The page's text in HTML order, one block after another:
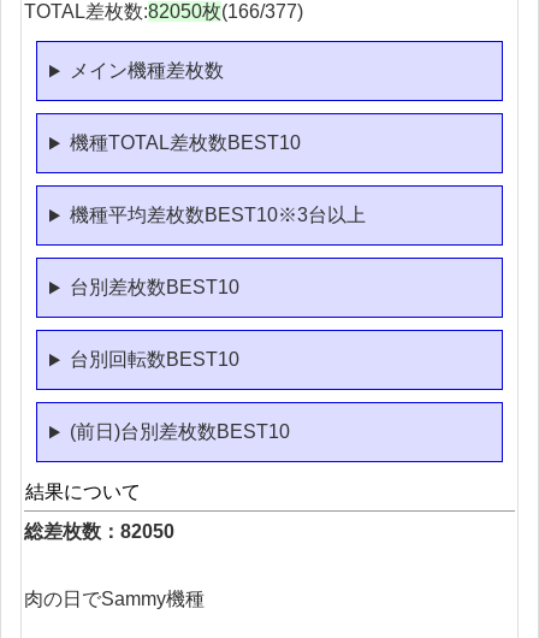
TOTAL差枚数:82050枚(166/377)
メイン機種差枚数
機種TOTAL差枚数BEST10
機種平均差枚数BEST10※3台以上
台別差枚数BEST10
台別回転数BEST10
(前日)台別差枚数BEST10
結果について
総差枚数：82050
肉の日でSammy機種